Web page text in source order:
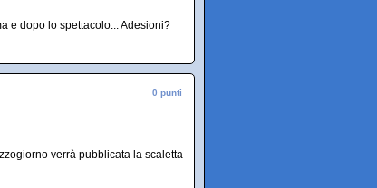
e dopo lo spettacolo... Adesioni?
0 punti
verrà pubblicata la scaletta